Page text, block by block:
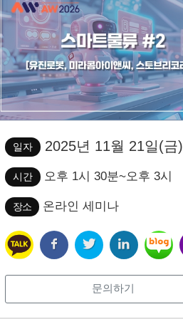
일자 2025년 11월 21일(금)
시간 오후 1시 30분~오후 3시
장소 온라인 세미나
문의하기